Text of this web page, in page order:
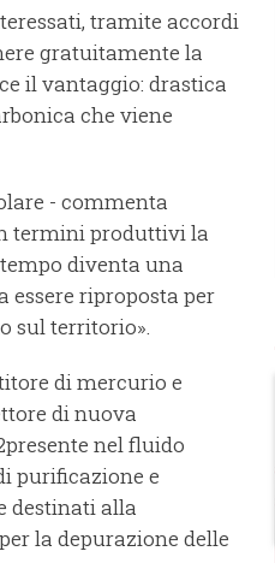
tramite accordi
gratuitamente la
il vantaggio: drastica
che viene
- commenta
termini produttivi la
diventa una
essere riproposta per
sul territorio».
di mercurio e
di nuova
nel fluido
purificazione e
destinati alla
la depurazione delle